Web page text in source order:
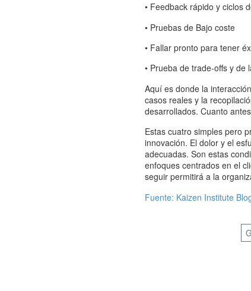
• Feedback rápido y ciclos
• Pruebas de Bajo coste
• Fallar pronto para tener
• Prueba de trade-offs y de
Aquí es donde la
casos reales y la
desarrollados. Cuanto
Estas cuatro simples pero
innovación. El dolor y el
adecuadas. Son estas
enfoques centrados en el
seguir permitirá a la
Fuente: Kaizen Institute